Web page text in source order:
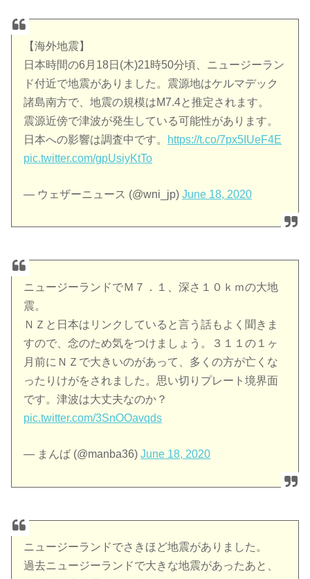
【海外地震】
日本時間の6月18日(木)21時50分頃、ニュージーラン
ド付近で地震がありました。震源地はケルマデック
諸島南方で、地震の規模はM7.4と推定されます。
震源近傍で津波が発生している可能性があります。
日本への影響は調査中です。
https://t.co/7px5IUeF4E
pic.twitter.com/gpUsiyKtTo
— ウェザーニュース (@wni_jp)June 18, 2020
ニュージーランドでＭ７．１、深さ１０ｋｍの大地
震。
ＮＺと日本はリンクしていると言う話もよく聞きま
すので、念のため気をつけましょう。３１１の１ヶ
月前にＮＺで大きいのがあって、多くの方が亡くな
ったりけがをされました。思い切りプレート境界面
です。津波は大丈夫なのか？
pic.twitter.com/3SnOOavqds
— まんば (@manba36)June 18, 2020
ニュージーランドでさきほど地震がありました。
過去ニュージーランドで大きな地震があったあと、